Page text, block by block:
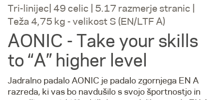
Tri-linijec| 49 celic | 5.17 razmerje stranic |
Teža 4,75 kg - velikost S (EN/LTF A)
AONIC - Take your skills
to “A” higher level
Jadralno padalo AONIC je padalo zgornjega EN A
razreda, ki vas bo navdušilo s svojo športnostjo in